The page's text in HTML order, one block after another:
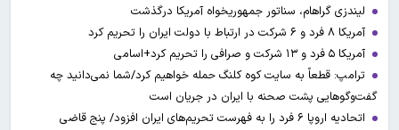
لیندزی گراهام، سناتور جمهوریخواه آمریکا درگذشت
آمریکا ۸ فرد و ۶ شرکت در ارتباط با دولت ایران را تحریم کرد
آمریکا ۵ فرد و ۱۳ شرکت و صرافی را تحریم کرد+اسامی
ترامپ: قطعاً به سایت کوه کلنگ حمله خواهیم کرد/شما نمی‌دانید چه
گفت‌وگوهایی پشت صحنه با ایران در جریان است
اتحادیه اروپا ۶ فرد را به فهرست تحریم‌های ایران افزود/ پنج قاضی